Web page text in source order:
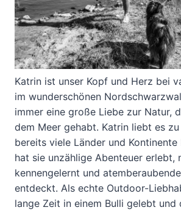
Katrin ist unser Kopf und Herz bei
im wunderschönen
immer eine große Liebe zur Natur,
dem Meer gehabt. Katrin liebt es
bereits viele Länder und Kontinente
hat sie unzählige Abenteuer erlebt,
kennengelernt und
entdeckt. Als echte Outdoor-
lange Zeit in einem Bulli gelebt und